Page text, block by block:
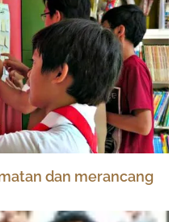
dan merancang